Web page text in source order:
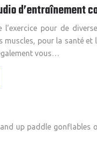
d’entraînement
l’exercice pour de
muscles, pour la santé et
vous…
up paddle